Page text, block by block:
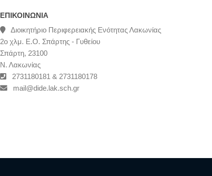
ΕΠΙΚΟΙΝΩΝΊΑ
Διοικητήριο Περιφερειακής Ενότητας Λακωνίας
2ο χλμ. Ε.Ο. Σπάρτης - Γυθείου
Σπάρτη, 23100
Ν. Λακωνίας
2731180181 & 2731180178
mail@dide.lak.sch.gr